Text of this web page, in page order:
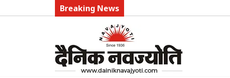
Breaking News